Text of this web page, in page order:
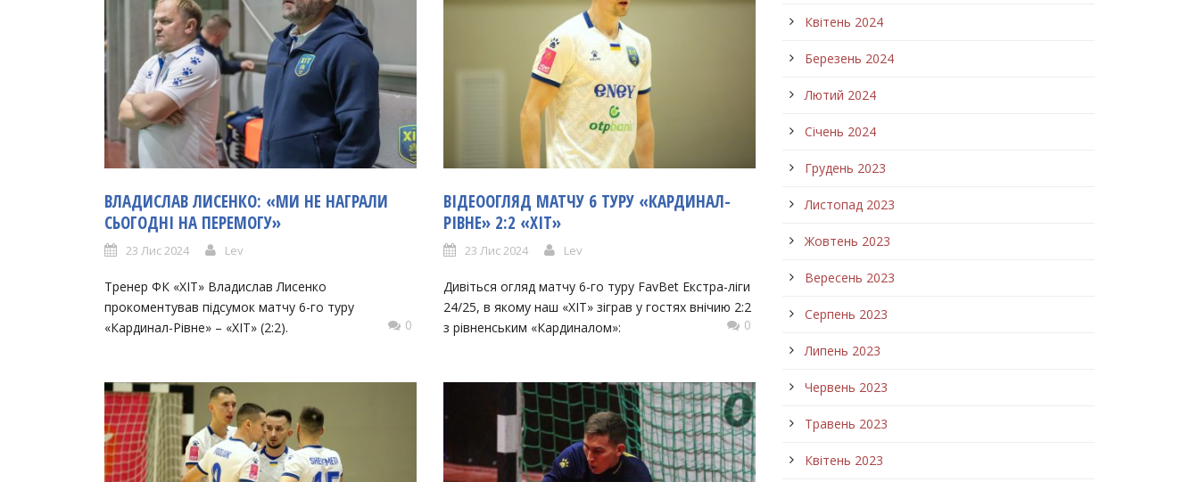
ВЛАДИСЛАВ ЛИСЕНКО: «МИ НЕ НАГРАЛИ
СЬОГОДНІ НА ПЕРЕМОГУ»
23 Лис 2024 Lev
Тренер ФК «ХІТ» Владислав Лисенко
прокоментував підсумок матчу 6-го туру
«Кардинал-Рівне» – «ХІТ» (2:2).
0
ВІДЕООГЛЯД МАТЧУ 6 ТУРУ «КАРДИНАЛ-
РІВНЕ» 2:2 «ХІТ»
23 Лис 2024 Lev
Дивіться огляд матчу 6-го туру FavBet Екстра-ліги
24/25, в якому наш «ХІТ» зіграв у гостях внічию 2:2
з рівненським «Кардиналом»:
0
Квітень 2024
Березень 2024
Лютий 2024
Січень 2024
Грудень 2023
Листопад 2023
Жовтень 2023
Вересень 2023
Серпень 2023
Липень 2023
Червень 2023
Травень 2023
Квітень 2023